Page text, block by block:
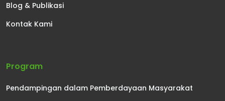
Blog & Publikasi
Kontak Kami
Program
Pendampingan dalam Pemberdayaan Masyarakat